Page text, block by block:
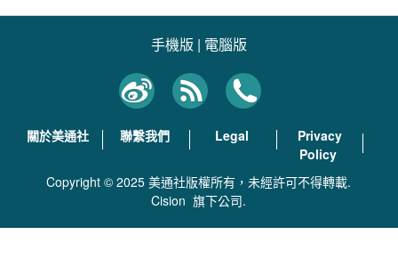
手機版 | 電腦版
關於美通社 聯繫我們 Legal
Privacy
Policy
Copyright © 2025 美通社版權所有，未經許可不得轉載.
Cision 旗下公司.